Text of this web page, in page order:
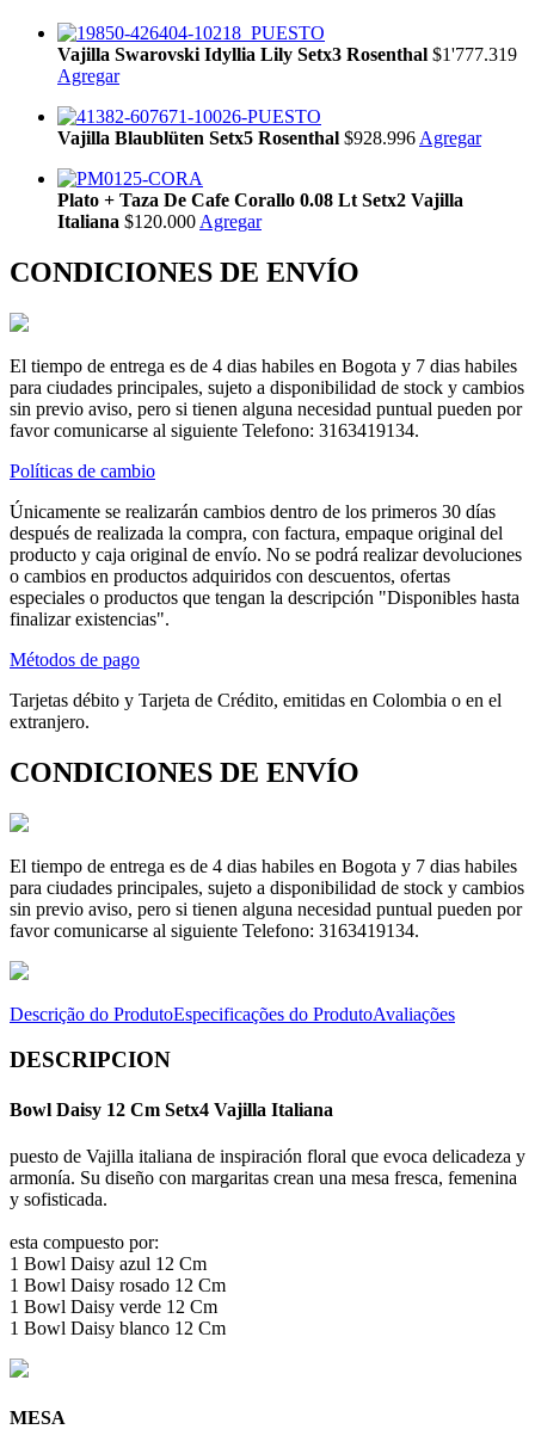
Vajilla Swarovski Idyllia Lily Setx3 Rosenthal $1'777.319
Agregar
Vajilla Blaublüten Setx5 Rosenthal $928.996 Agregar
Plato + Taza De Cafe Corallo 0.08 Lt Setx2 Vajilla
Italiana $120.000 Agregar
CONDICIONES DE ENVÍO
El tiempo de entrega es de 4 dias habiles en Bogota y 7 dias habiles
para ciudades principales, sujeto a disponibilidad de stock y cambios
sin previo aviso, pero si tienen alguna necesidad puntual pueden por
favor comunicarse al siguiente Telefono: 3163419134.
Políticas de cambio
Únicamente se realizarán cambios dentro de los primeros 30 días
después de realizada la compra, con factura, empaque original del
producto y caja original de envío. No se podrá realizar devoluciones
o cambios en productos adquiridos con descuentos, ofertas
especiales o productos que tengan la descripción "Disponibles hasta
finalizar existencias".
Métodos de pago
Tarjetas débito y Tarjeta de Crédito, emitidas en Colombia o en el
extranjero.
CONDICIONES DE ENVÍO
El tiempo de entrega es de 4 dias habiles en Bogota y 7 dias habiles
para ciudades principales, sujeto a disponibilidad de stock y cambios
sin previo aviso, pero si tienen alguna necesidad puntual pueden por
favor comunicarse al siguiente Telefono: 3163419134.
Descrição do ProdutoEspecificações do ProdutoAvaliações
DESCRIPCION
Bowl Daisy 12 Cm Setx4 Vajilla Italiana
puesto de Vajilla italiana de inspiración floral que evoca delicadeza y
armonía. Su diseño con margaritas crean una mesa fresca, femenina
y sofisticada.
esta compuesto por:
1 Bowl Daisy azul 12 Cm
1 Bowl Daisy rosado 12 Cm
1 Bowl Daisy verde 12 Cm
1 Bowl Daisy blanco 12 Cm
MESA